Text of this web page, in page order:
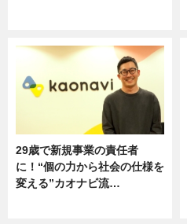
29歳で新規事業の責任者
に！“個の力から社会の仕様を
変える”カオナビ流…